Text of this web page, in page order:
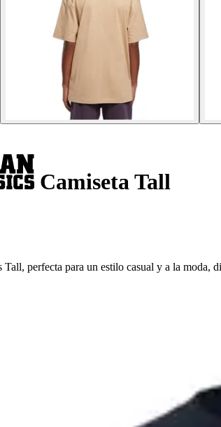
Camiseta Tall
perfecta para un estilo casual y a la moda,